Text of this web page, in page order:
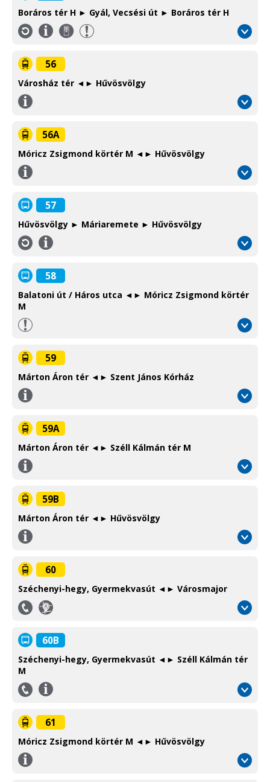
Boráros tér H ► Gyál, Vecsési út ► Boráros tér H
Információ
Information
Környéki
autóbusz
Suburban
bus
56
Városház tér ◄► Hűvösvölgy
Információ
Information
56A
Móricz Zsigmond körtér M ◄► Hűvösvölgy
Információ
Information
57
Hűvösvölgy ► Máriaremete ► Hűvösvölgy
Információ
Information
58
Balatoni út / Háros utca ◄► Móricz Zsigmond körtér
M
59
Márton Áron tér ◄► Szent János Kórház
Információ
Information
59A
Márton Áron tér ◄► Széll Kálmán tér M
Információ
Information
59B
Márton Áron tér ◄► Hűvösvölgy
Információ
Information
60
Széchenyi-hegy, Gyermekvasút ◄► Városmajor
Igényvezérelt
közlekedés
On-
demand
service
Budapest
gyorsvasúti
vonalai
és
villamoshálózata
Metro,
suburban
railway
and
tram
network
in
Budapest
60B
Széchenyi-hegy, Gyermekvasút ◄► Széll Kálmán tér
M
Telefon
Phone
Információ
Information
61
Móricz Zsigmond körtér M ◄► Hűvösvölgy
Információ